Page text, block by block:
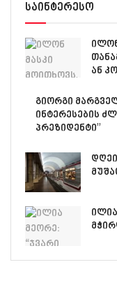
საინტერესო
ან
გიორგი
ინტერესების
პრეზიდენტი”